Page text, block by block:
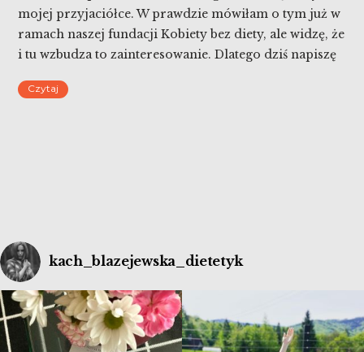
mojej przyjaciółce. W prawdzie mówiłam o tym już w
ramach naszej fundacji Kobiety bez diety, ale widzę, że
i tu wzbudza to zainteresowanie. Dlatego dziś napiszę
Niepotrzebnie. Nie wstydź się!
Czytaj
kach_blazejewska_dietetyk